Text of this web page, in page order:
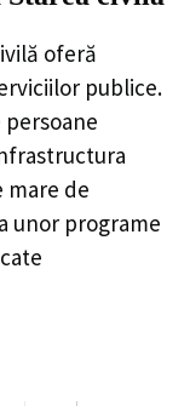
oferă
publice.
de
unor programe